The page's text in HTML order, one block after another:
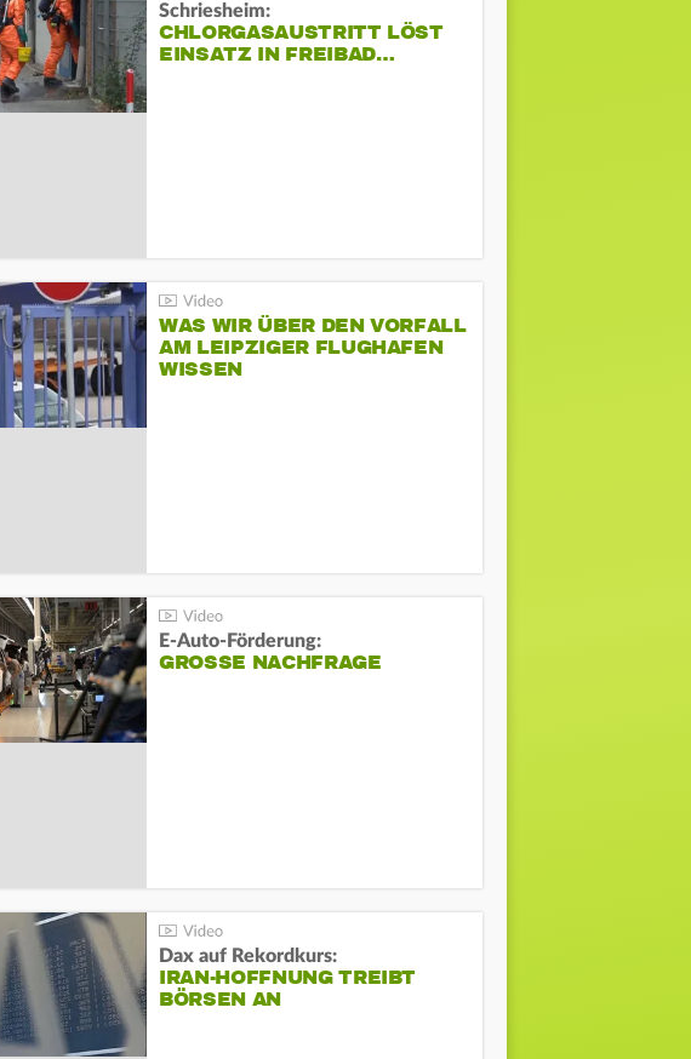
Schriesheim:
CHLORGASAUSTRITT LÖST
EINSATZ IN FREIBAD…
WAS WIR ÜBER DEN VORFALL
AM LEIPZIGER FLUGHAFEN
WISSEN
E-Auto-Förderung:
GROSSE NACHFRAGE
Dax auf Rekordkurs:
IRAN-HOFFNUNG TREIBT
BÖRSEN AN